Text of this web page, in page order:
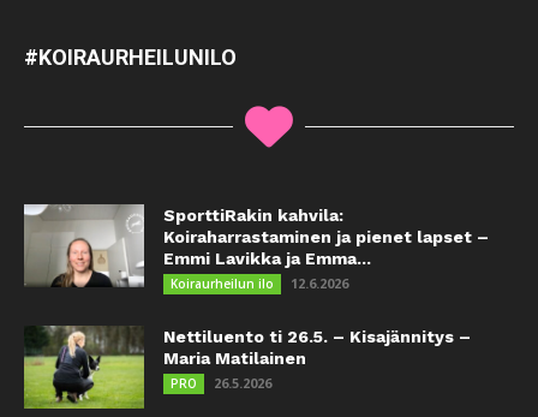
#KOIRAURHEILUNILO
SporttiRakin kahvila:
Koiraharrastaminen ja pienet lapset –
Emmi Lavikka ja Emma...
Koiraurheilun ilo 12.6.2026
Nettiluento ti 26.5. – Kisajännitys –
Maria Matilainen
PRO 26.5.2026